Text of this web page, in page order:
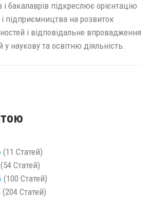
і бакалаврів підкреслює орієнтацію
підприємництва на розвиток
і відповідальне впровадження
у наукову та освітню діяльність.
(11 Статей)
(54 Статей)
(100 Статей)
(204 Статей)